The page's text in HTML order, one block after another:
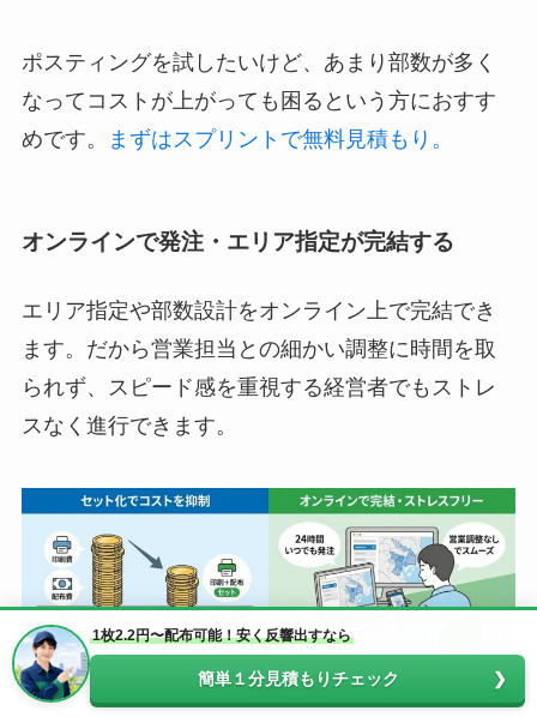
ポスティングを試したいけど、あまり部数が多く
なってコストが上がっても困るという方におすす
めです。
まずはスプリントで無料見積もり。
オンラインで発注・エリア指定が完結する
エリア指定や部数設計をオンライン上で完結でき
ます。だから営業担当との細かい調整に時間を取
られず、スピード感を重視する経営者でもストレ
スなく進行できます。
1枚2.2円〜配布可能！安く反響出すなら
簡単１分見積もりチェック